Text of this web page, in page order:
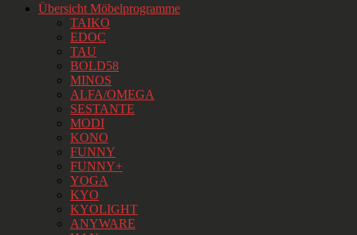
Übersicht Möbelprogramme
TAIKO
EDOC
TAU
BOLD58
MINOS
ALFA/OMEGA
SESTANTE
MODI
KONO
FUNNY
FUNNY+
YOGA
KYO
KYOLIGHT
ANYWARE